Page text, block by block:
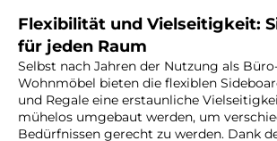
Flexibilität und Vielseitigkeit:
für jeden Raum
Selbst nach Jahren der Nutzung als
Wohnmöbel bieten die flexiblen
und Regale eine erstaunliche
mühelos umgebaut werden, um
Bedürfnissen gerecht zu werden. Dank